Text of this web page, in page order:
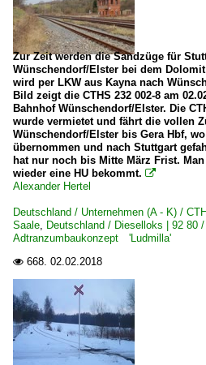
1 227 BR 227 ·NoHAB
1 228 BR 228 · DR 118
1 229 BR 229 · DR 229
1 231 BR 231 DR 131
1 232 BR 232 DR 132 ·
1 232 BR 232 DR 132 ·
1 232 BR 232 DR 132 ·
1 233 BR 233 Umbau
1 241 BR 241 Umbau
1 246 BR 246 ·Traxx DE·
1 250 BR 250 ·DE-
1 264 BR 264 ·Maxima 40
1 266 BR 266.4 · BR 247
1 285 BR 285 ·Traxx DE·
Zur Zeit werden die Sandzüge für
Wünschendorf/Elster bei dem
wird per LKW aus Kayna nach
Bild zeigt die CTHS 232 002-8 am
Bahnhof Wünschendorf/Elster. Die
wurde vermietet und fährt die vollen
Wünschendorf/Elster bis Gera Hbf,
übernommen und nach Stuttgart
hat nur noch bis Mitte März Frist.
wieder eine HU bekommt. 
Alexander Hertel
Deutschland / Unternehmen (A - K) /
Saale, Deutschland / Dieselloks | 92
Adtranzumbaukonzept 'Ludmilla'
 668. 02.02.2018